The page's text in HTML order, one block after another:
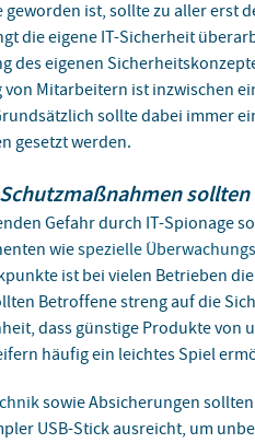
geworden ist, sollte zu aller erst
die eigene IT-Sicherheit
des eigenen
von Mitarbeitern ist inzwischen
sollte dabei immer
gesetzt werden.
Gefahr durch IT-Spionage
wiespezielle
ist bei vielen Betrieben
Betroffene streng auf die
dass günstige Produkte
häufig ein leichtes Spiel
sowie Absicherungen
USB-Stick ausreicht, um